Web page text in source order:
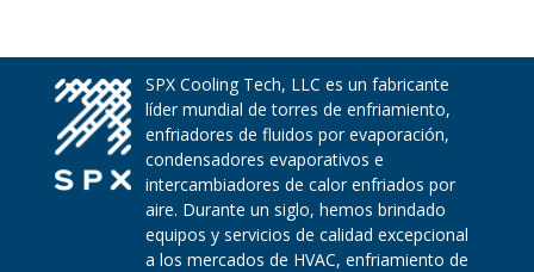
SPX Cooling Tech, LLC es un fabricante
líder mundial de torres de enfriamiento,
enfriadores de fluidos por evaporación,
condensadores evaporativos e
intercambiadores de calor enfriados por
aire. Durante un siglo, hemos brindado
equipos y servicios de calidad excepcional
a los mercados de HVAC, enfriamiento de